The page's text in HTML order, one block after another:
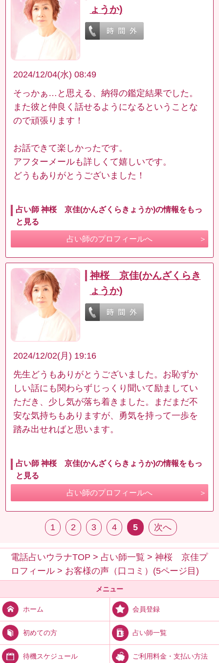
ょうか)
2024/12/04(水) 08:49
そっかぁ…と思える、納得の鑑定結果でした。
また彼と仲良く話せるようになるということな
ので頑張ります！
お話できて楽しかったです。
アフターメールも詳しくて嬉しいです。
どうもありがとうございました！
占い師 神桜 京佳(かんざくらきょうか)の情報をもっ
と見る
占い師のプロフィールへ
神桜 京佳(かんざくらき
ょうか)
2024/12/02(月) 19:16
先生どうもありがとうございました。お恥ずか
しい話にも関わらずじっくり聞いて励ましてい
ただき、少し気が落ち着きました。まだまだ不
安な気持ちもありますが、勇気を持って一歩を
踏み出せればと思います。
占い師 神桜 京佳(かんざくらきょうか)の情報をもっ
と見る
占い師のプロフィールへ
1 2 3 4 5 次へ
電話占いウラナTOP > 占い師一覧 >神桜 京佳プ
ロフィール > お客様の声（口コミ）(5ページ目)
メニュー
ホーム 会員登録
初めての方 占い師一覧
待機スケジュール ご利用料金・支払い方法